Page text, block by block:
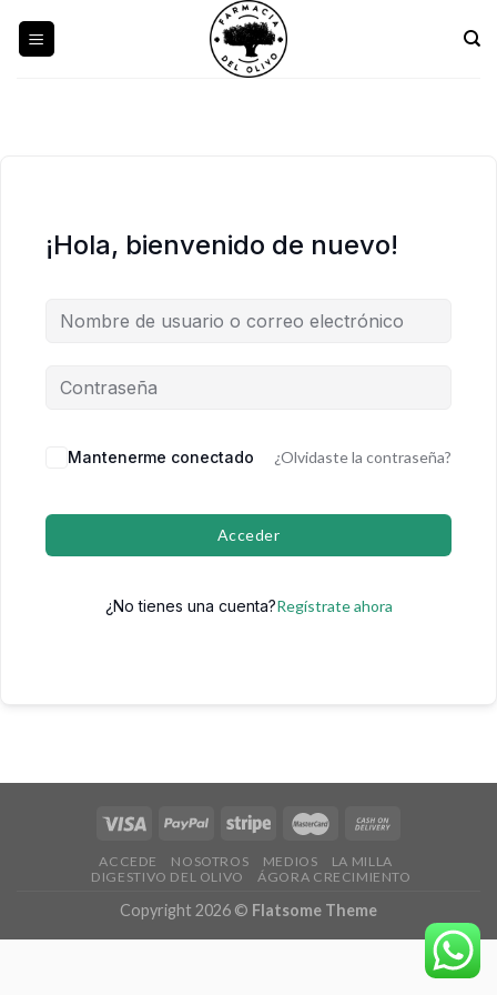
¡Hola, bienvenido de nuevo!
Mantenerme conectado ¿Olvidaste la contraseña?
Acceder
¿No tienes una cuenta?Regístrate ahora
ACCEDE NOSOTROS MEDIOS
LA MILLA
DIGESTIVO DEL OLIVO
ÁGORA CRECIMIENTO
Copyright 2026 © Flatsome Theme